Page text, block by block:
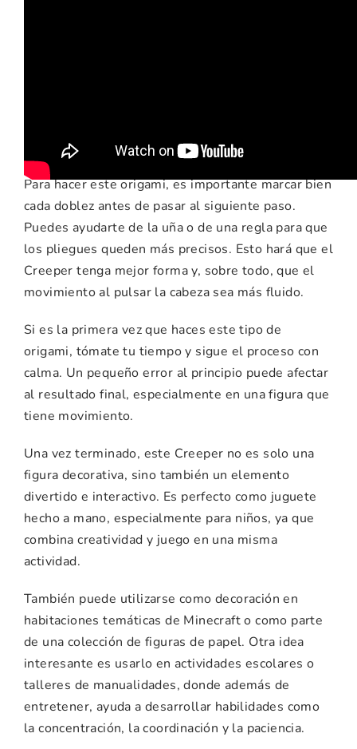
Para hacer este origami, es importante marcar bien
cada doblez antes de pasar al siguiente paso.
Puedes ayudarte de la uña o de una regla para que
los pliegues queden más precisos. Esto hará que el
Creeper tenga mejor forma y, sobre todo, que el
movimiento al pulsar la cabeza sea más fluido.
Si es la primera vez que haces este tipo de
origami, tómate tu tiempo y sigue el proceso con
calma. Un pequeño error al principio puede afectar
al resultado final, especialmente en una figura que
tiene movimiento.
Una vez terminado, este Creeper no es solo una
figura decorativa, sino también un elemento
divertido e interactivo. Es perfecto como juguete
hecho a mano, especialmente para niños, ya que
combina creatividad y juego en una misma
actividad.
También puede utilizarse como decoración en
habitaciones temáticas de Minecraft o como parte
de una colección de figuras de papel. Otra idea
interesante es usarlo en actividades escolares o
talleres de manualidades, donde además de
entretener, ayuda a desarrollar habilidades como
la concentración, la coordinación y la paciencia.